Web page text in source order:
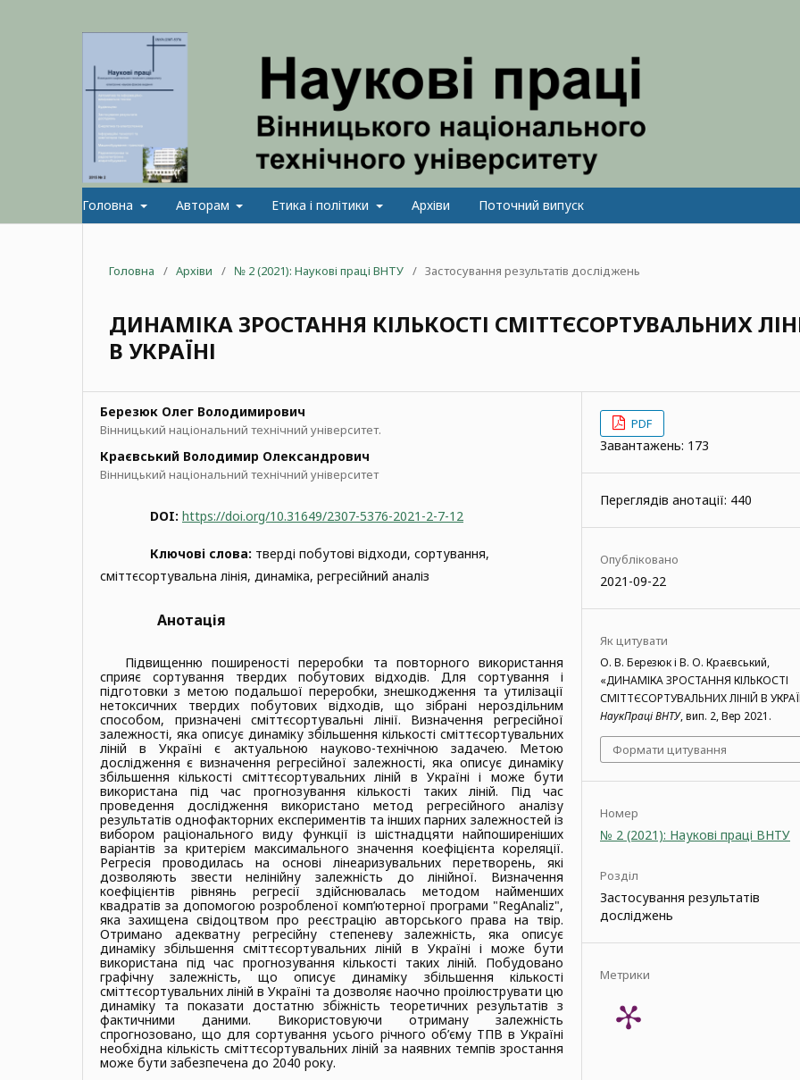
Головна Авторам Етика і політики Архіви Поточний випуск
Головна / Архіви / № 2 (2021): Наукові праці ВНТУ / Застосування результатів досліджень
ДИНАМІКА ЗРОСТАННЯ КІЛЬКОСТІ СМІТТЄСОРТУВАЛЬНИХ
В УКРАЇНІ
Березюк Олег Володимирович
Вінницький національний технічний університет.
Краєвський Володимир Олександрович
Вінницький національний технічний університет
DOI: https://doi.org/10.31649/2307-5376-2021-2-7-12
Ключові слова: тверді побутові відходи, сортування,
сміттєсортувальна лінія, динаміка, регресійний аналіз
Анотація
Підвищенню поширеності переробки та повторного використання
сприяє сортування твердих побутових відходів. Для сортування і
підготовки з метою подальшої переробки, знешкодження та утилізації
нетоксичних твердих побутових відходів, що зібрані нероздільним
способом, призначені сміттєсортувальні лінії. Визначення регресійної
залежності, яка описує динаміку збільшення кількості сміттєсортувальних
ліній в Україні є актуальною науково-технічною задачею. Метою
дослідження є визначення регресійної залежності, яка описує динаміку
збільшення кількості сміттєсортувальних ліній в Україні і може бути
використана під час прогнозування кількості таких ліній. Під час
проведення дослідження використано метод регресійного аналізу
результатів однофакторних експериментів та інших парних залежностей із
вибором раціонального виду функції із шістнадцяти найпоширеніших
варіантів за критерієм максимального значення коефіцієнта кореляції.
Регресія проводилась на основі лінеаризувальних перетворень, які
дозволяють звести нелінійну залежність до лінійної. Визначення
коефіцієнтів рівнянь регресії здійснювалась методом найменших
квадратів за допомогою розробленої комп’ютерної програми "RegAnaliz",
яка захищена свідоцтвом про реєстрацію авторського права на твір.
Отримано адекватну регресійну степеневу залежність, яка описує
динаміку збільшення сміттєсортувальних ліній в Україні і може бути
використана під час прогнозування кількості таких ліній. Побудовано
графічну залежність, що описує динаміку збільшення кількості
сміттєсортувальних ліній в Україні та дозволяє наочно проілюструвати цю
динаміку та показати достатню збіжність теоретичних результатів з
фактичними даними. Використовуючи отриману залежність
спрогнозовано, що для сортування усього річного об’єму ТПВ в Україні
необхідна кількість сміттєсортувальних ліній за наявних темпів зростання
може бути забезпечена до 2040 року.
PDF
Завантажень: 173
Переглядів анотації: 440
Опубліковано
2021-09-22
Як цитувати
О. В. Березюк і В. О. Краєвський,
«ДИНАМІКА ЗРОСТАННЯ КІЛЬКОСТІ
СМІТТЄСОРТУВАЛЬНИХ ЛІНІЙ В
НаукПраці ВНТУ, вип. 2, Вер 2021.
Формати цитування
Номер
№ 2 (2021): Наукові праці ВНТУ
Розділ
Застосування результатів
досліджень
Метрики